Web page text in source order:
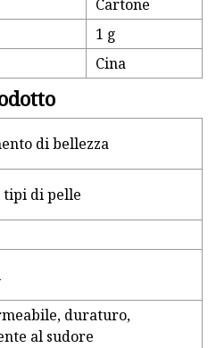
Cartone
1 g
Cina
di bellezza
di pelle
duraturo,
al sudore